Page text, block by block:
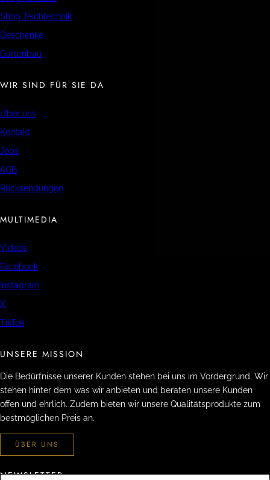
Shop Teichtechnik
Geschenke
Gartenbau
WIR SIND FÜR SIE DA
Über uns
Kontakt
Jobs
AGB
Rücksendungen
MULTIMEDIA
Videos
Facebook
Instagram
X
TikTok
UNSERE MISSION
Die Bedürfnisse unserer Kunden stehen bei uns im Vordergrund. Wir
stehen hinter dem was wir anbieten und beraten unsere Kunden
offen und ehrlich. Zudem bieten wir unsere Qualitätsprodukte zum
bestmöglichen Preis an.
ÜBER UNS
NEWSLETTER